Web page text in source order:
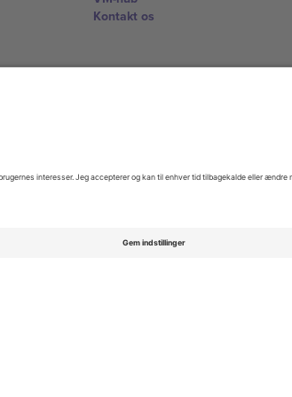
Kontakt os
United Kingdom
Switzerland